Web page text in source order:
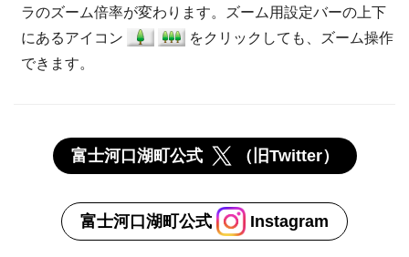
ラのズーム倍率が変わります。ズーム用設定バーの上下
にあるアイコン
をクリックしても、ズーム操作
できます。
富士河口湖町公式 （旧Twitter）
富士河口湖町公式 Instagram